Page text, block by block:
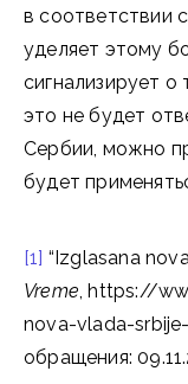
в соответствии
уделяет этому
сигнализирует
это не будет
Сербии, можно
будет
[1] “Izglasana
Vreme, https://
nova-vlada-
обращения: